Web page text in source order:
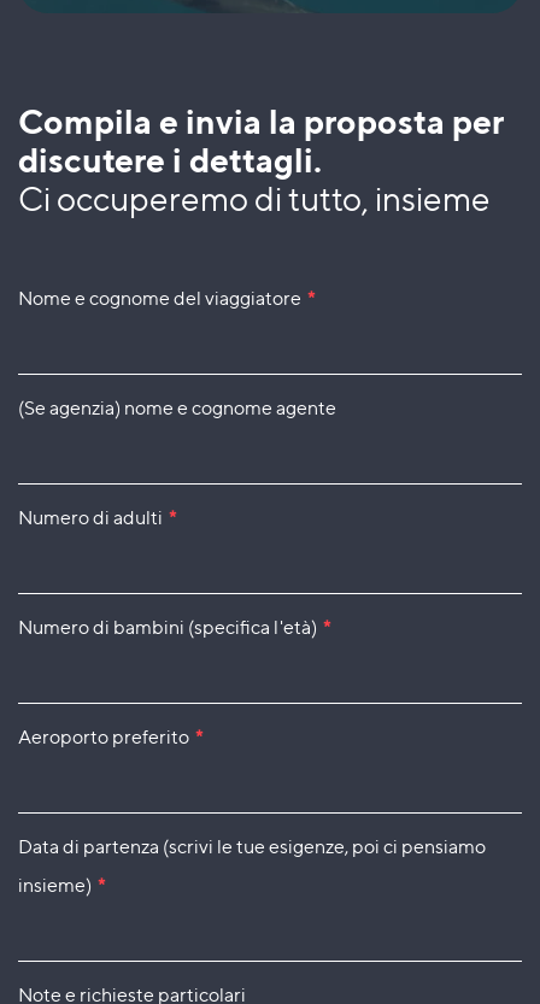
Compila e invia la proposta per
discutere i dettagli.
Ci occuperemo di tutto, insieme
Nome e cognome del viaggiatore *
(Se agenzia) nome e cognome agente
Numero di adulti *
Numero di bambini (specifica l'età) *
Aeroporto preferito *
Data di partenza (scrivi le tue esigenze, poi ci pensiamo
insieme) *
Note e richieste particolari